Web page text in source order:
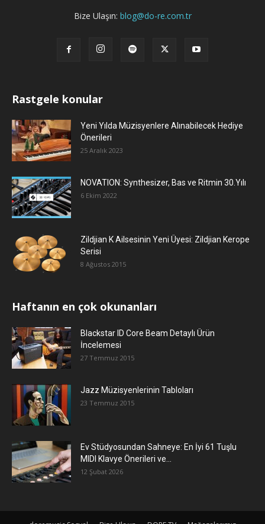
Bize Ulaşın: blog@do-re.com.tr
Rastgele konular
Yeni Yılda Müzisyenlere Alınabilecek Hediye
Önerileri
25 Aralık 2023
NOVATION: Synthesizer, Bas ve Ritmin 30.Yılı
6 Ekim 2022
Zildjian K Ailsesinin Yeni Üyesi: Zildjian Kerope
Serisi
8 Ağustos 2015
Haftanın en çok okunanları
Blackstar ID Core Beam Detaylı Ürün
İncelemesi
27 Temmuz 2015
Jazz Müzisyenlerinin Tabloları
23 Temmuz 2015
Ev Stüdyosundan Sahneye: En İyi 61 Tuşlu
MIDI Klavye Önerileri ve...
12 Şubat 2026